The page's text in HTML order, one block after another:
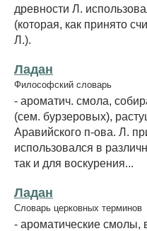
древности Л.
(которая, как принято
Л.).
Ладан
Философский словарь
- ароматич. смола,
(сем. бурзеровых),
Аравийского п-ова. Л.
использовался в
так и для воскурения...
Ладан
Словарь церковных терминов
- ароматические смолы,